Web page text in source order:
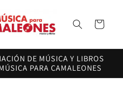
Carrito
DE MÚSICA Y LIBROS
PARA CAMALEONES